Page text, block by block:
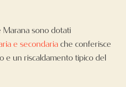
Marana sono dotati
e secondariache conferisce
e un riscaldamento tipico del